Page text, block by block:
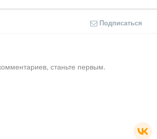
Подписаться
станьте первым.